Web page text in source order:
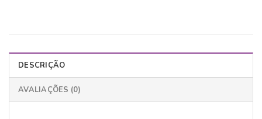
DESCRIÇÃO
AVALIAÇÕES (0)